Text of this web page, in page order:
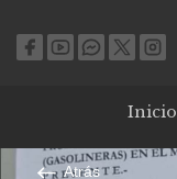
Inicio
Atrás